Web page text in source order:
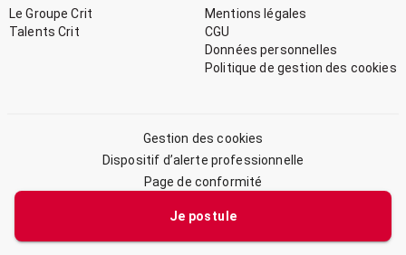
Je postule
Le Groupe Crit
Talents Crit
Mentions légales
CGU
Données personnelles
Politique de gestion des cookies
Gestion des cookies
Dispositif d’alerte professionnelle
Page de conformité
© 2026 CRIT